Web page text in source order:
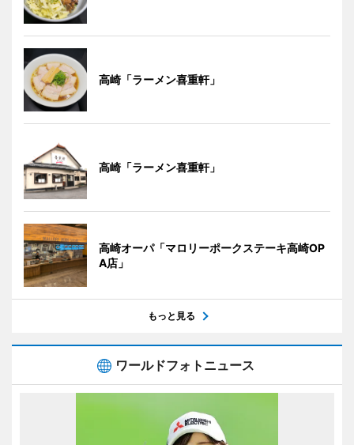
高崎「ラーメン喜重軒」
高崎「ラーメン喜重軒」
高崎オーパ「マロリーポークステーキ高崎OP
A店」
もっと見る
ワールドフォトニュース